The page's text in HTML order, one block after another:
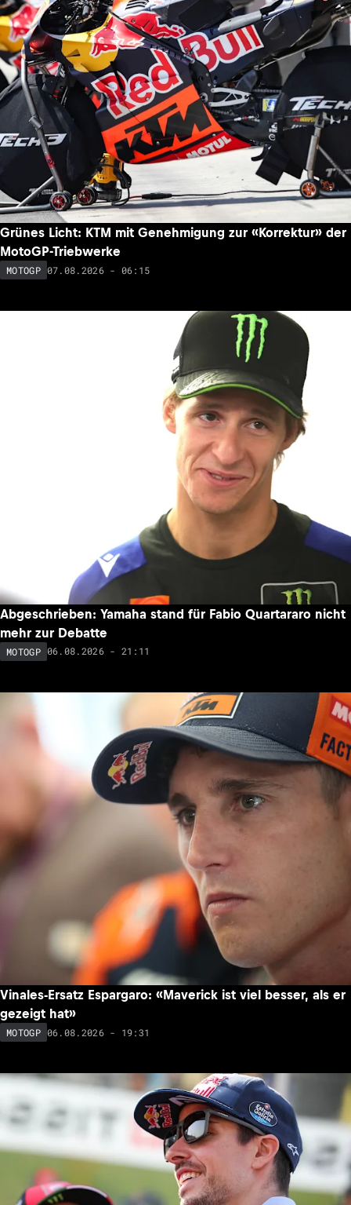
Grünes Licht: KTM mit Genehmigung zur «Korrektur» der
MotoGP-Triebwerke
MOTOGP 07.08.2026 - 06:15
Abgeschrieben: Yamaha stand für Fabio Quartararo nicht
mehr zur Debatte
MOTOGP 06.08.2026 - 21:11
Vinales-Ersatz Espargaro: «Maverick ist viel besser, als er
gezeigt hat»
MOTOGP 06.08.2026 - 19:31